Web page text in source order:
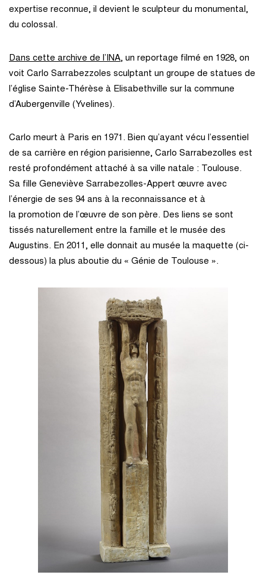
expertise reconnue, il devient le sculpteur du monumental,
du colossal.
Dans cette archive de l’INA, un reportage filmé en 1928, on
voit Carlo Sarrabezzoles sculptant un groupe de statues de
l’église Sainte-Thérèse à Elisabethville sur la commune
d’Aubergenville (Yvelines).
Carlo meurt à Paris en 1971. Bien qu’ayant vécu l’essentiel
de sa carrière en région parisienne, Carlo Sarrabezolles est
resté profondément attaché à sa ville natale : Toulouse.
Sa fille Geneviève Sarrabezolles-Appert œuvre avec
l’énergie de ses 94 ans à la reconnaissance et à
la promotion de l’œuvre de son père. Des liens se sont
tissés naturellement entre la famille et le musée des
Augustins. En 2011, elle donnait au musée la maquette (ci-
dessous) la plus aboutie du « Génie de Toulouse ».